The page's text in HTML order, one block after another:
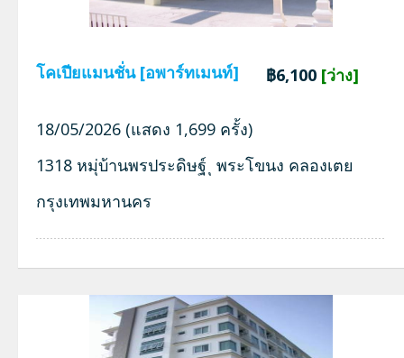
โคเปียแมนชั่น [อพาร์ทเมนท์] ฿6,100 [ว่าง]
18/05/2026 (แสดง 1,699 ครั้ง)
1318 หมุ่บ้านพรประดิษฐ์ ุ พระโขนง คลองเตย
กรุงเทพมหานคร